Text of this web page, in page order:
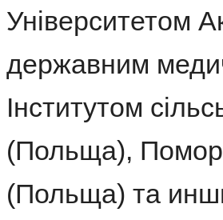
Університетом
державним
Інститутом
(Польща),
(Польща) та